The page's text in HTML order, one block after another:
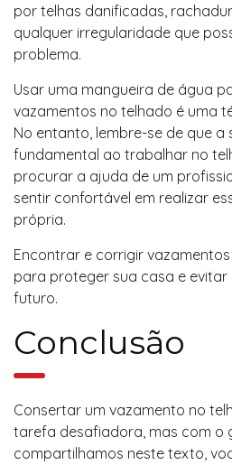
por telhas danificadas,
qualquer irregularidade que
problema.
Usar uma mangueira de água
vazamentos no telhado é uma
No entanto, lembre-se de que a
fundamental ao trabalhar no
procurar a ajuda de um
sentir confortável em realizar
própria.
Encontrar e corrigir
para proteger sua casa e
futuro.
Conclusão
Consertar um vazamento no
tarefa desafiadora, mas com o
compartilhamos neste texto,